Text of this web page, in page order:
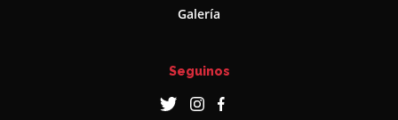
Galería
Seguinos